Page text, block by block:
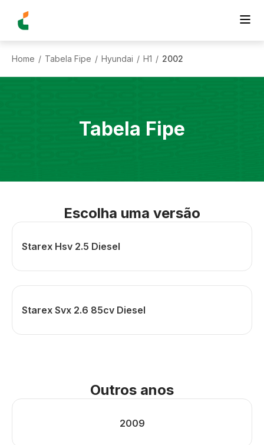
Home / Tabela Fipe / Hyundai / H1 / 2002
Tabela Fipe
Escolha uma versão
Starex Hsv 2.5 Diesel
Starex Svx 2.6 85cv Diesel
Outros anos
2009